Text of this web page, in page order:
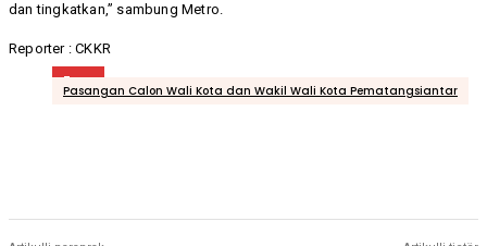
dan tingkatkan,” sambung Metro.
Reporter : CKKR
Tags
Pasangan Calon Wali Kota dan Wakil Wali Kota Pematangsiantar